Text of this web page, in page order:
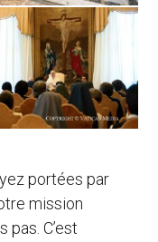
portées par
mission
pas. C’est